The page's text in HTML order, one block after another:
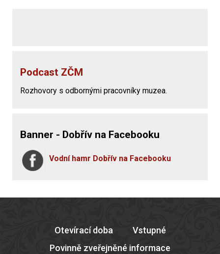
Podcast ZČM
Rozhovory s odbornými pracovníky muzea.
Banner - Dobřív na Facebooku
Vodní hamr Dobřív na Facebooku
Otevírací doba
Vstupné
Povinně zveřejněné informace